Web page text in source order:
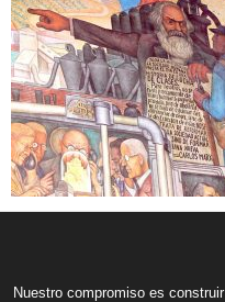
Nuestro compromiso es